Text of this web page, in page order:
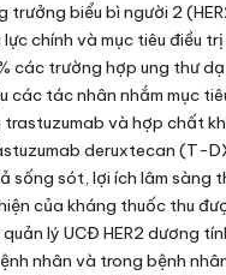
biểu bì người 2
chính và mục tiêu điều
các trường hợp ung thư
các tác nhân nhắm mục
và hợp chất
deruxtecan (T-
sống sót, lợi ích lâm sàng
của kháng thuốc thu
lý UCĐ HER2 dương
nhân và trong bệnh